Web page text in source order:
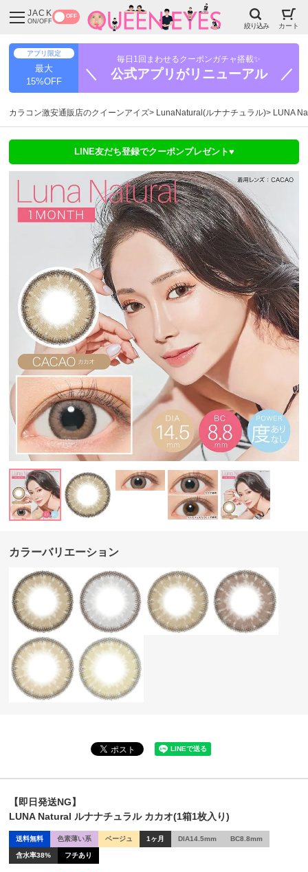
JACK
ON/OFF
OFF
絞り込み カート
アプリ限定
最大
15%OFF
毎日1回まわせるクーポンガチャ搭載✨
＼ 公式アプリがリニューアル ／
カラコン激安通販店のクイーンアイズ LunaNatural(ルナナチュラル) LUNA
LINE友だち登録でクーポンプレゼント♥
カラーバリエーション
【即日発送NG】
LUNA Natural ルナナチュラル カカオ(1箱1枚入り)
送料無料 色素薄い系 ベージュ 1ヶ月 DIA14.5mm BC8.8mm
含水率38% フチあり